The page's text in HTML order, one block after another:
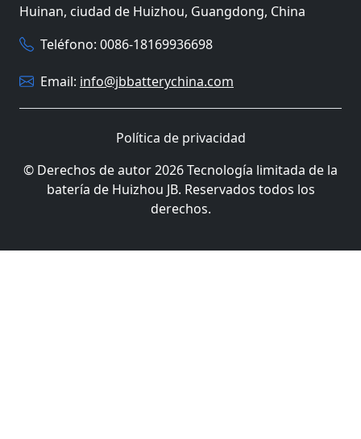
Huinan, ciudad de Huizhou, Guangdong, China
Teléfono: 0086-18169936698
Email: info@jbbatterychina.com
Política de privacidad
© Derechos de autor 2026 Tecnología limitada de la
batería de Huizhou JB. Reservados todos los
derechos.